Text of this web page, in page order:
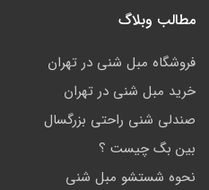
مطالب وبلاگ
فروشگاه مبل شنی در تهران
خرید مبل شنی در تهران
صندلی شنی راحتی بزرگسال
بین بگ چیست ؟
نحوه شستشو مبل شنی